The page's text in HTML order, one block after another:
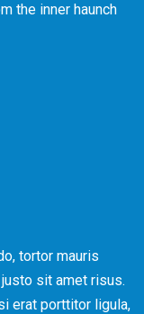
the inner haunch
tortor mauris
sit amet risus.
erat porttitor ligula,